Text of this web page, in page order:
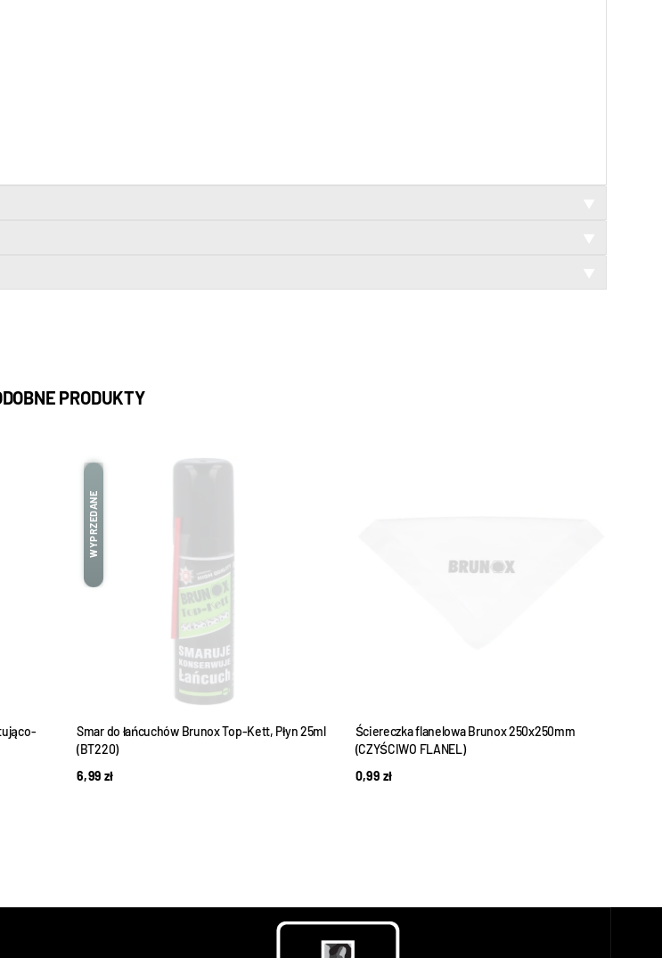
PRODUKTY
WYPRZEDANE
Smar do łańcuchów Brunox Top-Kett, Płyn 25ml
(BT220)
6,99 zł
Ściereczka flanelowa Brunox 250x250mm
(CZYŚCIWO FLANEL)
0,99 zł